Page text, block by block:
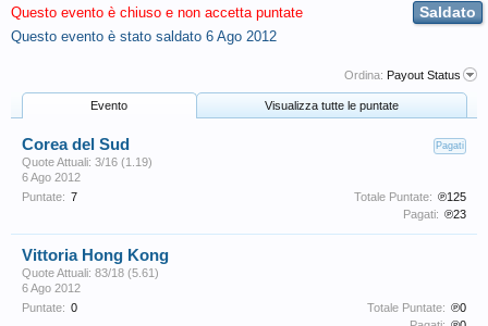
Saldato
Questo evento è chiuso e non accetta puntate
Questo evento è stato saldato 6 Ago 2012
Ordina: Payout Status
Evento Visualizza tutte le puntate
Pagati
Corea del Sud
Quote Attuali: 3/16 (1.19)
6 Ago 2012
Puntate: 7 Totale Puntate: ℗125
Pagati: ℗23
Vittoria Hong Kong
Quote Attuali: 83/18 (5.61)
6 Ago 2012
Puntate: 0 Totale Puntate: ℗0